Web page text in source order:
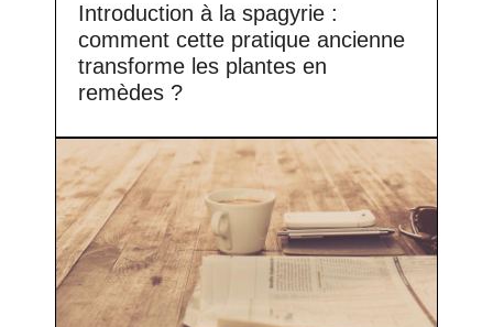
Introduction à la spagyrie :
comment cette pratique ancienne
transforme les plantes en
remèdes ?